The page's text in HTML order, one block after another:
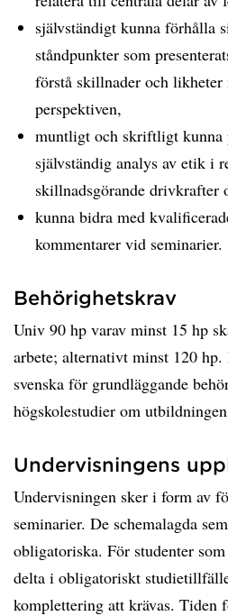
självständigt kunna förhålla
ståndpunkter som
förstå skillnader och
perspektiven,
muntligt och skriftligt kunna
självständig analys av etik i
skillnadsgörande drivkrafter
kunna bidra med
kommentarer vid seminarier.
Behörighetskrav
Univ 90 hp varav minst 15 hp
arbete; alternativt minst 120
svenska för grundläggande
högskolestudier om utbildningen
Undervisningens
Undervisningen sker i form av
seminarier. De schemalagda
obligatoriska. För studenter
delta i obligatoriskt
komplettering att krävas. Tiden